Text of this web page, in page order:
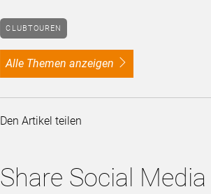
CLUBTOUREN
alle Themen anzeigen
Den Artikel teilen
Share Social Media